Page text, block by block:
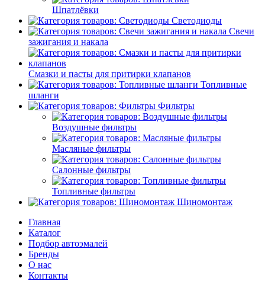
Шпатлёвки
Светодиоды
Свечи
зажигания и накала
Смазки и пасты для притирки клапанов
Топливные
шланги
Фильтры
Воздушные фильтры
Масляные фильтры
Салонные фильтры
Топливные фильтры
Шиномонтаж
Главная
Каталог
Подбор автоэмалей
Бренды
О нас
Контакты